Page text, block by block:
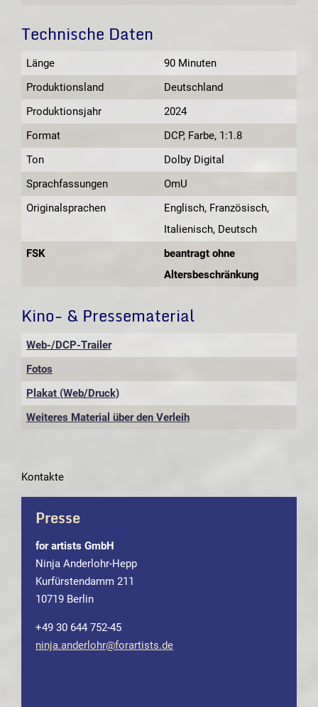
Technische Daten
Länge
90 Minuten
Produktionsland
Deutschland
Produktionsjahr
2024
Format
DCP, Farbe, 1:1.8
Ton
Dolby Digital
Sprachfassungen
OmU
Originalsprachen
Englisch, Französisch,
Italienisch, Deutsch
FSK
beantragt ohne
Altersbeschränkung
Kino- & Pressematerial
Web-/DCP-Trailer
Fotos
Plakat (Web/Druck)
Weiteres Material über den Verleih
Kontakte
Presse
for artists GmbH
Ninja Anderlohr-Hepp
Kurfürstendamm 211
10719 Berlin
+49 30 644 752-45
ninja.anderlohr@forartists.de